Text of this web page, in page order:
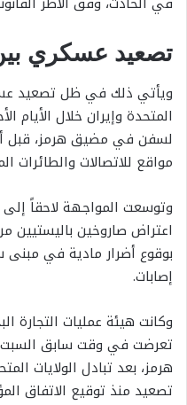
تصعيد عسكري بين
ويأتي ذلك في ظل تصعيد
المتحدة وإيران خلال الأيام
لسفن في مضيق هرمز، قبل
مواقع للاتصالات والطائرات
وتوسعت المواجهة لاحقاً إلى
اعتراض صاروخين باليستيين
بوقوع أضرار مادية في
إصابات.
وكانت هيئة عمليات التجارة
تعرضت في وقت سابق
هرمز، بعد تبادل الولايات
تصعيد منذ توقيع الاتفاق